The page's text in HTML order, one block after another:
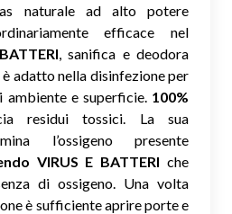
naturale ad alto potere
efficace nel
, sanifica e deodora
è adatto nella disinfezione per
ambiente e superficie. 100%
residui tossici. La sua
l’ossigeno presente
VIRUS E BATTERI che
di ossigeno. Una volta
è sufficiente aprire porte e